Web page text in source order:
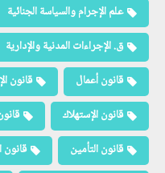
علم الإجرام والسياسة الجنائية
ق. الإجراءات المدنية والإدارية
قانون أعمال
قانون
قانون الإستهلاك
قانون التأمين
قانون